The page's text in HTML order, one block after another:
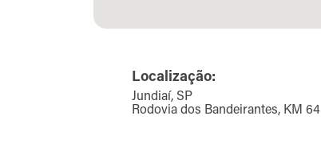
Localização:
Jundiaí, SP
Rodovia dos Bandeirantes, KM 64